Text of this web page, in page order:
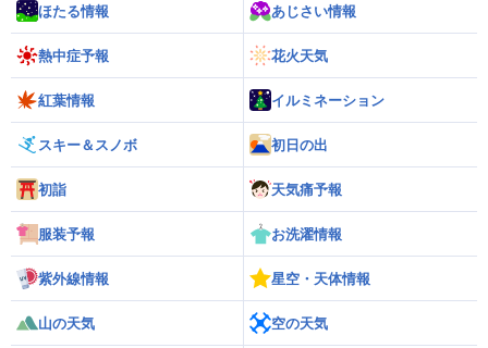
ほたる情報 あじさい情報
熱中症予報 花火天気
紅葉情報 イルミネーション
スキー＆スノボ 初日の出
初詣 天気痛予報
服装予報 お洗濯情報
紫外線情報 星空・天体情報
山の天気 空の天気